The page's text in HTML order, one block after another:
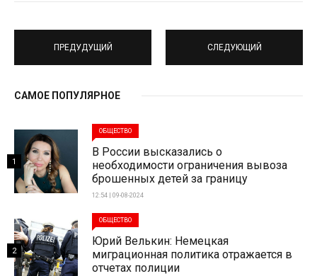
ПРЕДУДУЩИЙ СЛЕДУЮЩИЙ
САМОЕ ПОПУЛЯРНОЕ
ОБЩЕСТВО
В России высказались о
необходимости ограничения вывоза
брошенных детей за границу
12:54 | 09-08-2024
1
ОБЩЕСТВО
Юрий Велькин: Немецкая
миграционная политика отражается в
отчетах полиции
2